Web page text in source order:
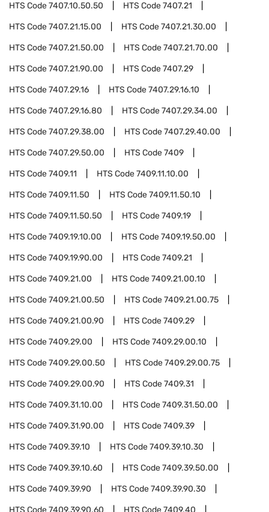
HTS Code7407.10.50.50 HTS Code7407.21
HTS Code7407.21.15.00 HTS Code7407.21.30.00
HTS Code7407.21.50.00 HTS Code7407.21.70.00
HTS Code7407.21.90.00 HTS Code7407.29
HTS Code7407.29.16 HTS Code7407.29.16.10
HTS Code7407.29.16.80 HTS Code7407.29.34.00
HTS Code7407.29.38.00 HTS Code7407.29.40.00
HTS Code7407.29.50.00 HTS Code7409
HTS Code7409.11 HTS Code7409.11.10.00
HTS Code7409.11.50 HTS Code7409.11.50.10
HTS Code7409.11.50.50 HTS Code7409.19
HTS Code7409.19.10.00 HTS Code7409.19.50.00
HTS Code7409.19.90.00 HTS Code7409.21
HTS Code7409.21.00 HTS Code7409.21.00.10
HTS Code7409.21.00.50 HTS Code7409.21.00.75
HTS Code7409.21.00.90 HTS Code7409.29
HTS Code7409.29.00 HTS Code7409.29.00.10
HTS Code7409.29.00.50 HTS Code7409.29.00.75
HTS Code7409.29.00.90 HTS Code7409.31
HTS Code7409.31.10.00 HTS Code7409.31.50.00
HTS Code7409.31.90.00 HTS Code7409.39
HTS Code7409.39.10 HTS Code7409.39.10.30
HTS Code7409.39.10.60 HTS Code7409.39.50.00
HTS Code7409.39.90 HTS Code7409.39.90.30
HTS Code7409.39.90.60 HTS Code7409.40